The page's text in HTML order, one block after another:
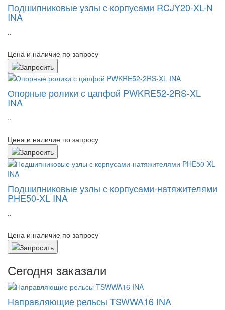
Подшипниковые узлы с корпусами RCJY20-XL-N
INA
..
Цена и наличие по запросу
Опорные ролики с цапфой PWKRE52-2RS-XL
INA
..
Цена и наличие по запросу
Подшипниковые узлы с корпусами-натяжителями
PHE50-XL INA
..
Цена и наличие по запросу
Сегодня заказали
Направляющие рельсы TSWWA16 INA